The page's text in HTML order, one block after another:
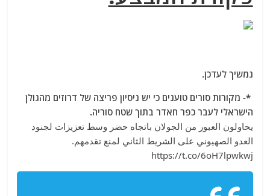
נמשיך לעדכן.
*- מקורות סורים טוענים כי יש ניסיון פריצה של דרוזים מהגולן
הישראלי לעבר כפר חאדר בתוך שטח סוריה.
يحاولون العبور من الجولان باتجاه حضر وسط تعزيزات لجنود
العدو الصهيوني على الشريط الثاني لمنع تقدمهم.
https://t.co/6oH7lpwkwj